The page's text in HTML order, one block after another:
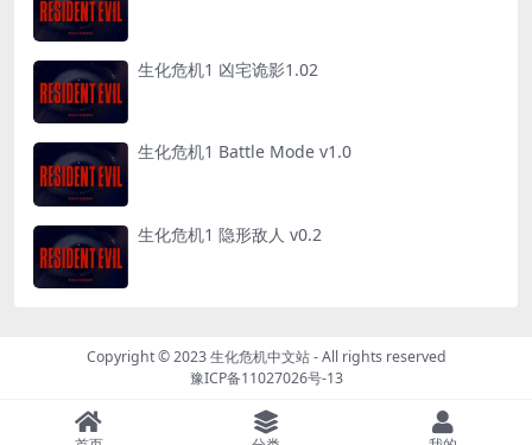
生化危机1 凶宅诡影1.02
生化危机1 Battle Mode v1.0
生化危机1 隐形敌人 v0.2
Copyright © 2023生化危机中文站- All rights reserved
豫ICP备11027026号-13